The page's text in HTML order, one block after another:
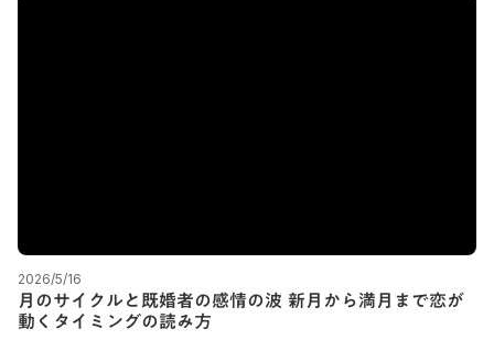
2026/5/16
月のサイクルと既婚者の感情の波 新月から満月まで恋が
動くタイミングの読み方